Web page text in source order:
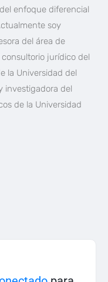
enfoque diferencial
soy
del área de
jurídico del
la Universidad del
investigadora del
de la Universidad